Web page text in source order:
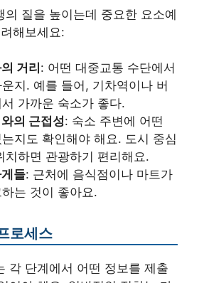
의 질을 높이는데 중요한 요소예
해보세요:
거리 : 어떤 대중교통 수단에서
지. 예를 들어, 기차역이나 버
가까운 숙소가 좋다.
의 근접성: 숙소 주변에 어떤
지도 확인해야 해요. 도시 중심
치하면 관광하기 편리해요.
들: 근처에 음식점이나 마트가
는 것이 좋아요.
로세스
각 단계에서 어떤 정보를 제출